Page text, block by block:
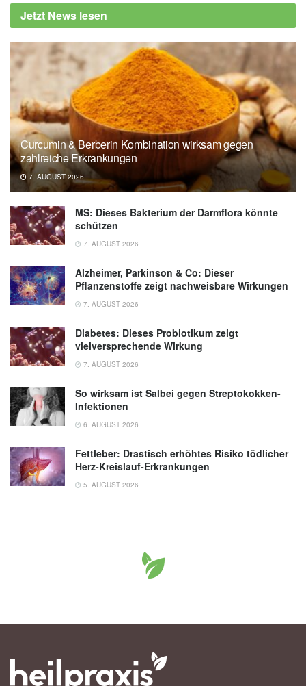
22.06.2022),
Jetzt News lesen
Curcumin & Berberin Kombination wirksam gegen
zahlreiche Erkrankungen
7. AUGUST 2026
MS: Dieses Bakterium der Darmflora könnte
schützen
7. AUGUST 2026
Alzheimer, Parkinson & Co: Dieser
Pflanzenstoffe zeigt nachweisbare Wirkungen
7. AUGUST 2026
Diabetes: Dieses Probiotikum zeigt
vielversprechende Wirkung
7. AUGUST 2026
So wirksam ist Salbei gegen Streptokokken-
Infektionen
6. AUGUST 2026
Fettleber: Drastisch erhöhtes Risiko tödlicher
Herz-Kreislauf-Erkrankungen
5. AUGUST 2026